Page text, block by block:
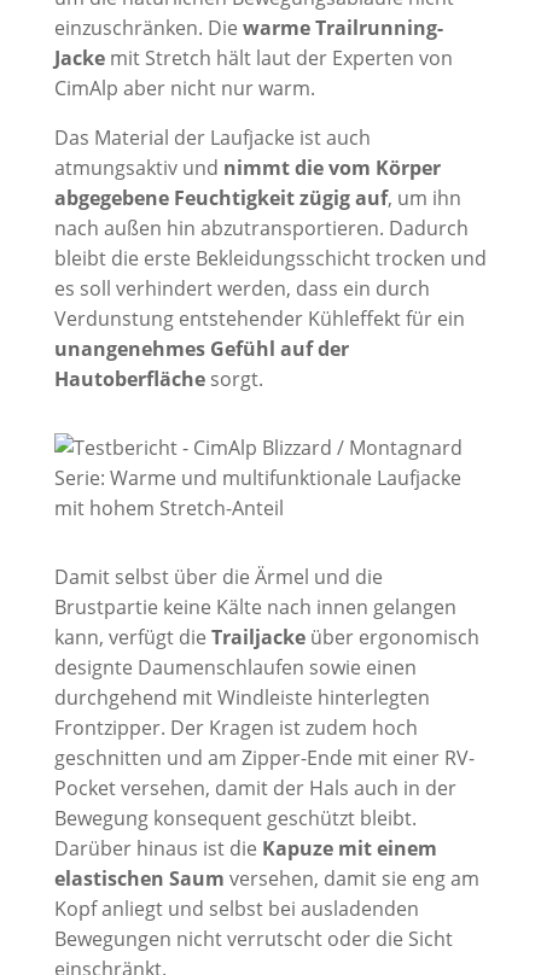
einzuschränken. Die warme Trailrunning-
Jackemit Stretch hält laut der Experten von
CimAlp aber nicht nur warm.
Das Material der Laufjacke ist auch
atmungsaktiv und nimmt die vom Körper
abgegebene Feuchtigkeit zügig auf, um ihn
nach außen hin abzutransportieren. Dadurch
bleibt die erste Bekleidungsschicht trocken und
es soll verhindert werden, dass ein durch
Verdunstung entstehender Kühleffekt für ein
unangenehmes Gefühl auf der
Hautoberflächesorgt.
Damit selbst über die Ärmel und die
Brustpartie keine Kälte nach innen gelangen
kann, verfügt die Trailjackeüber ergonomisch
designte Daumenschlaufen sowie einen
durchgehend mit Windleiste hinterlegten
Frontzipper. Der Kragen ist zudem hoch
geschnitten und am Zipper-Ende mit einer RV-
Pocket versehen, damit der Hals auch in der
Bewegung konsequent geschützt bleibt.
Darüber hinaus ist die Kapuze mit einem
elastischen Saum versehen, damit sie eng am
Kopf anliegt und selbst bei ausladenden
Bewegungen nicht verrutscht oder die Sicht
einschränkt.